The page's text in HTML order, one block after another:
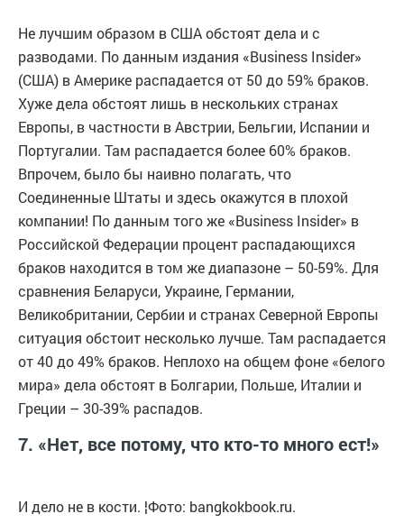
Не лучшим образом в США обстоят дела и с
разводами. По данным издания «Business Insider»
(США) в Америке распадается от 50 до 59% браков.
Хуже дела обстоят лишь в нескольких странах
Европы, в частности в Австрии, Бельгии, Испании и
Португалии. Там распадается более 60% браков.
Впрочем, было бы наивно полагать, что
Соединенные Штаты и здесь окажутся в плохой
компании! По данным того же «Business Insider» в
Российской Федерации процент распадающихся
браков находится в том же диапазоне – 50-59%. Для
сравнения Беларуси, Украине, Германии,
Великобритании, Сербии и странах Северной Европы
ситуация обстоит несколько лучше. Там распадается
от 40 до 49% браков. Неплохо на общем фоне «белого
мира» дела обстоят в Болгарии, Польше, Италии и
Греции – 30-39% распадов.
7. «Нет, все потому, что кто-то много ест!»
И дело не в кости. ¦Фото: bangkokbook.ru.